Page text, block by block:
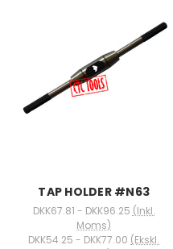
TAP HOLDER #N63
DKK67.81 - DKK96.25 (Inkl.
Moms)
DKK54.25 - DKK77.00 (Ekskl.